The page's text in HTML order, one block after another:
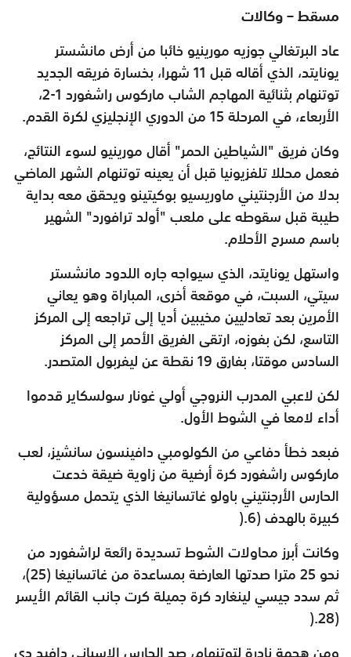
مسقط – وكالات
عاد البرتغالي جوزيه مورينيو خائبا من أرض مانشستر
يونايتد، الذي أقاله قبل 11 شهرا، بخسارة فريقه الجديد
توتنهام بثنائية المهاجم الشاب ماركوس راشفورد 1-2،
الأربعاء، في المرحلة 15 من الدوري الإنجليزي لكرة القدم.
وكان فريق "الشياطين الحمر" أقال مورينيو لسوء النتائج،
فعمل محللا تلفزيونيا قبل أن يعينه توتنهام الشهر الماضي
بدلا من الأرجنتيني ماوريسيو بوكيتينو ويحقق معه بداية
طيبة قبل سقوطه على ملعب "أولد ترافورد" الشهير
باسم مسرح الأحلام.
واستهل يونايتد، الذي سيواجه جاره اللدود مانشستر
سيتي، السبت، في موقعة أخرى، المباراة وهو يعاني
الأمرين بعد تعادليين مخيبين أديا إلى تراجعه إلى المركز
التاسع، لكن بفوزه، ارتقى الفريق الأحمر إلى المركز
السادس موقتا، بفارق 19 نقطة عن ليفربول المتصدر
.
لكن لاعبي المدرب النروجي أولي غونار سولسكاير قدموا
أداء لامعا في الشوط الأول.
فبعد خطأ دفاعي من الكولومبي دافينسون سانشيز، لعب
ماركوس راشفورد كرة أرضية من زاوية ضيقة خدعت
الحارس الأرجنتيني باولو غاتسانيغا الذي يتحمل مسؤولية
كبيرة بالهدف (6 ).
وكانت أبرز محاولات الشوط تسديدة رائعة لراشفورد من
نحو 25 مترا صدتها العارضة بمساعدة من غاتسانيغا (25)،
ثم سدد جيسي لينغارد كرة جميلة كرت جانب القائم الأيسر
(28
).